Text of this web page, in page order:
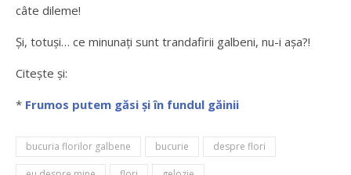
câte dileme!
Și, totuși… ce minunați sunt trandafirii galbeni, nu-i așa?!
Citește și:
* Frumos putem găsi și în fundul găinii
bucuria florilor galbene bucurie despre flori